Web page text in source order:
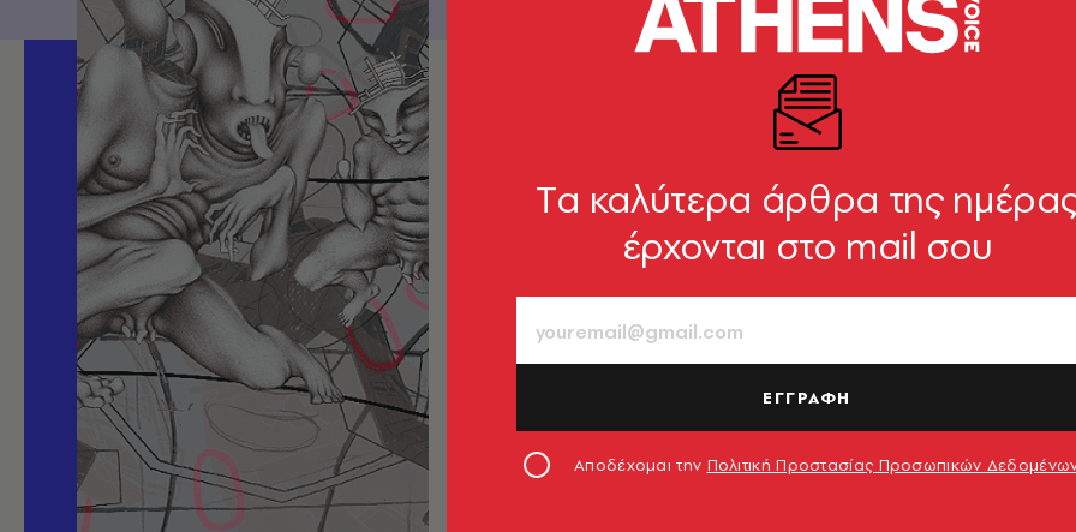
Tα καλύτερα άρθρα της
έρχονται στο mail σου
ΕΓΓΡΑΦΗ
Αποδέχομαι την Πολιτική Προστασίας Προσωπικών